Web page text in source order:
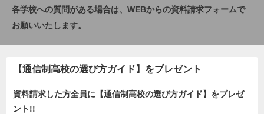
各学校への質問がある場合は、WEBからの資料請求フォームで
お願いいたします。
【通信制高校の選び方ガイド】をプレゼント
資料請求した方全員に【通信制高校の選び方ガイド】をプレゼ
ント!!